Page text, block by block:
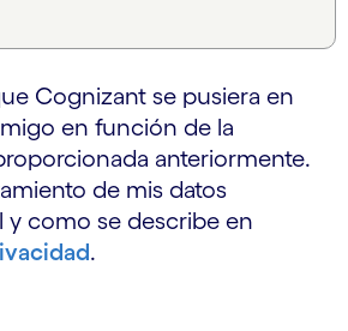
Cognizant se pusiera en
en función de la
anteriormente.
de mis datos
y como se describe en
.